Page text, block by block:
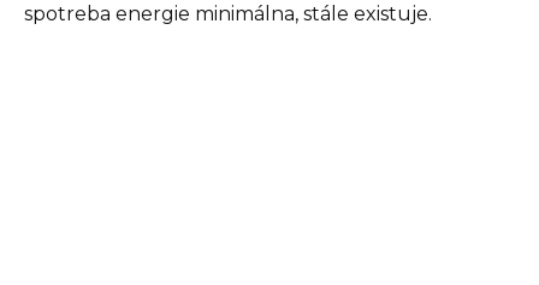
spotreba energie minimálna, stále existuje.